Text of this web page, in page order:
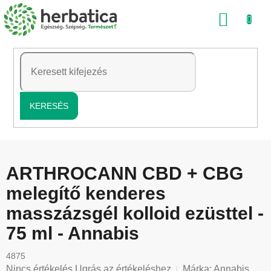
Ugrás
a
tartalomhoz
KERESÉS
ARTHROCANN CBD + CBG
melegítő kenderes
masszázsgél kolloid ezüsttel -
75 ml - Annabis
4875
A
Nincs értékelés Ugrás az értékeléshez Márka: Annabis